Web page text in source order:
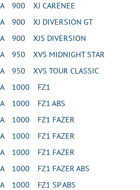
900 XJ CARENEE
900 XJ DIVERSION GT
900 XJS DIVERSION
950 XVS MIDNIGHT STAR
950 XVS TOUR CLASSIC
1000 FZ1
1000 FZ1 ABS
1000 FZ1 FAZER
1000 FZ1 FAZER
1000 FZ1 FAZER
1000 FZ1 FAZER ABS
1000 FZ1 SP ABS